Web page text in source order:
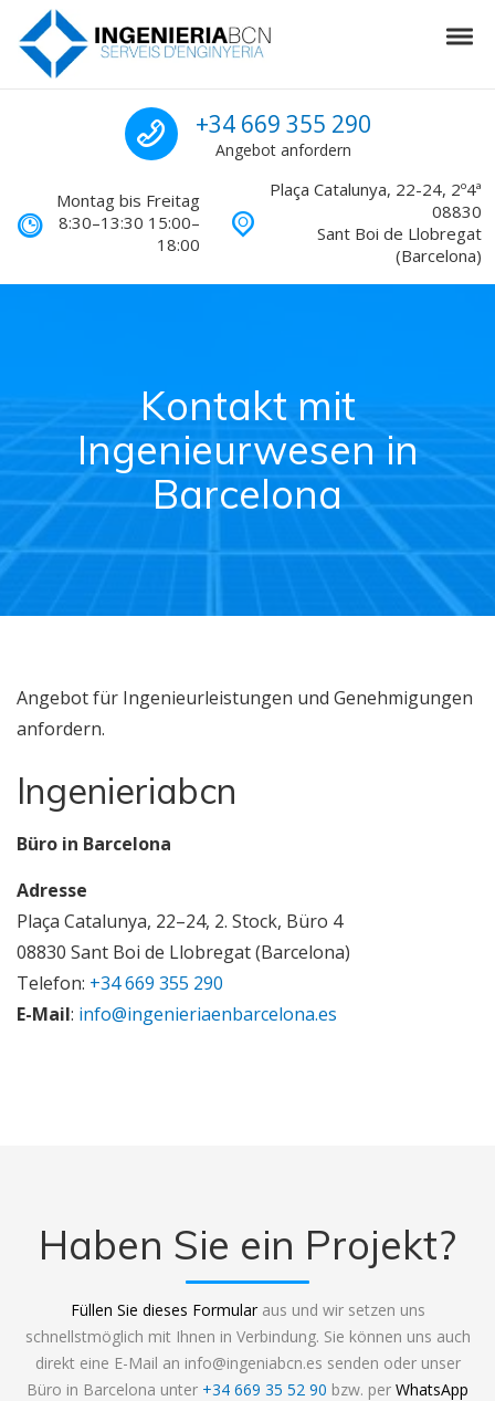
Skip to navigation
Skip to content
Ingenieurwesen in Barcelona
Rufen Sie uns für
+34 669 355 290
Angebot anfordern
Montag bis Freitag
8:30–13:30 15:00–
18:00
Plaça Catalunya, 22-24, 2º4ª
08830
Sant Boi de Llobregat
(Barcelona)
Kontakt mit
Ingenieurwesen in
Barcelona
Angebot für Ingenieurleistungen und Genehmigungen
anfordern.
Ingenieriabcn
Büro in Barcelona
Adresse
Plaça Catalunya, 22–24, 2. Stock, Büro 4
08830 Sant Boi de Llobregat (Barcelona)
Telefon: +34 669 355 290
E-Mail: info@ingenieriaenbarcelona.es
Haben Sie ein Projekt?
Füllen Sie dieses Formular aus und wir setzen uns
schnellstmöglich mit Ihnen in Verbindung. Sie können uns auch
direkt eine E-Mail an info@ingeniabcn.es senden oder unser
Büro in Barcelona unter +34 669 35 52 90 bzw. per WhatsApp